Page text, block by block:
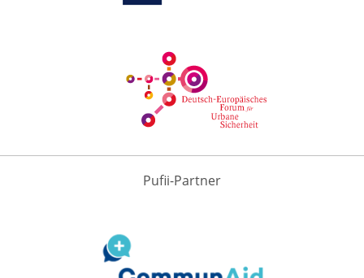
Pufii-Partner